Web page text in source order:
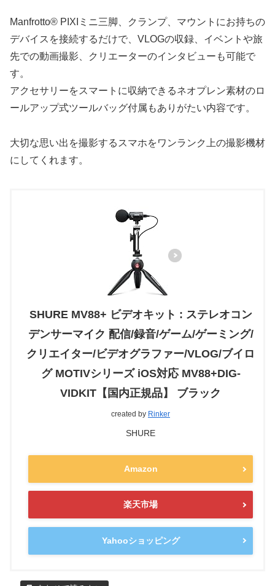
Manfrotto® PIXIミニ三脚、クランプ、マウントにお持ちの
デバイスを接続するだけで、VLOGの収録、イベントや旅
先での動画撮影、クリエーターのインタビューも可能で
す。
アクセサリーをスマートに収納できるネオプレン素材のロ
ールアップ式ツールバッグ付属もありがたい内容です。
大切な思い出を撮影するスマホをワンランク上の撮影機材
にしてくれます。
SHURE MV88+ ビデオキット : ステレオコン
デンサーマイク 配信/録音/ゲーム/ゲーミング/
クリエイター/ビデオグラファー/VLOG/ブイロ
グ MOTIVシリーズ iOS対応 MV88+DIG-
VIDKIT【国内正規品】 ブラック
created by Rinker
SHURE
Amazon
楽天市場
Yahooショッピング